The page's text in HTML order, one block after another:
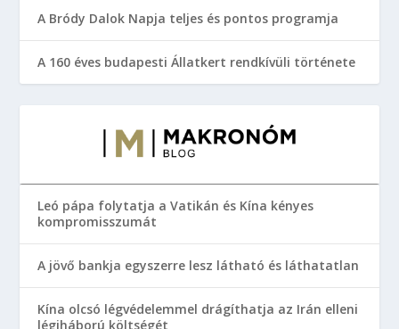
A Bródy Dalok Napja teljes és pontos programja
A 160 éves budapesti Állatkert rendkívüli története
Leó pápa folytatja a Vatikán és Kína kényes
kompromisszumát
A jövő bankja egyszerre lesz látható és láthatatlan
Kína olcsó légvédelemmel drágíthatja az Irán elleni
légiháború költségét